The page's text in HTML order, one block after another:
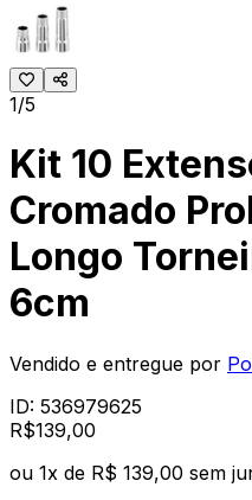
1/5
Kit 10
Cromado
Longo
6cm
Vendido e entregue por
ID: 536979625
R$139,00
ou 1x de R$ 139,00 sem